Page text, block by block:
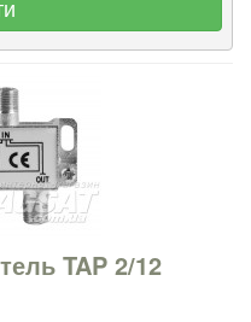
TAP 2/12